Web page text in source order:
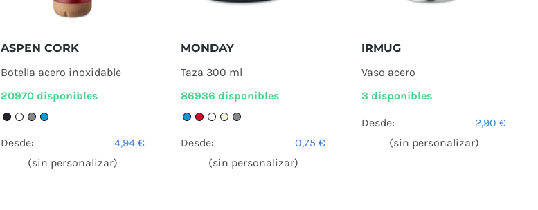
ASPEN CORK
Botella acero inoxidable
20970 disponibles
Desde: 4,94€
(sin personalizar)
MONDAY
Taza 300 ml
86936 disponibles
Desde: 0,75€
(sin personalizar)
IRMUG
Vaso acero
3 disponibles
Desde: 2,90€
(sin personalizar)